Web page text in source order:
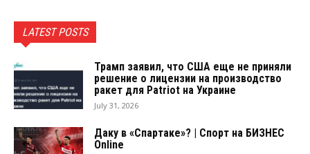
LATEST POSTS
Трамп заявил, что США еще не приняли
решение о лицензии на производство
ракет для Patriot на Украине
July 31, 2026
Даку в «Спартаке»? | Спорт на БИЗНЕС
Online